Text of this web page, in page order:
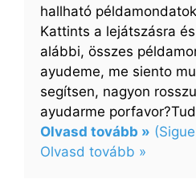
hallható
Kattints a lejátszásra
alábbi, összes
ayudeme, me siento
segítsen, nagyon
ayudarme
Olvasd tovább »
Olvasd tovább »